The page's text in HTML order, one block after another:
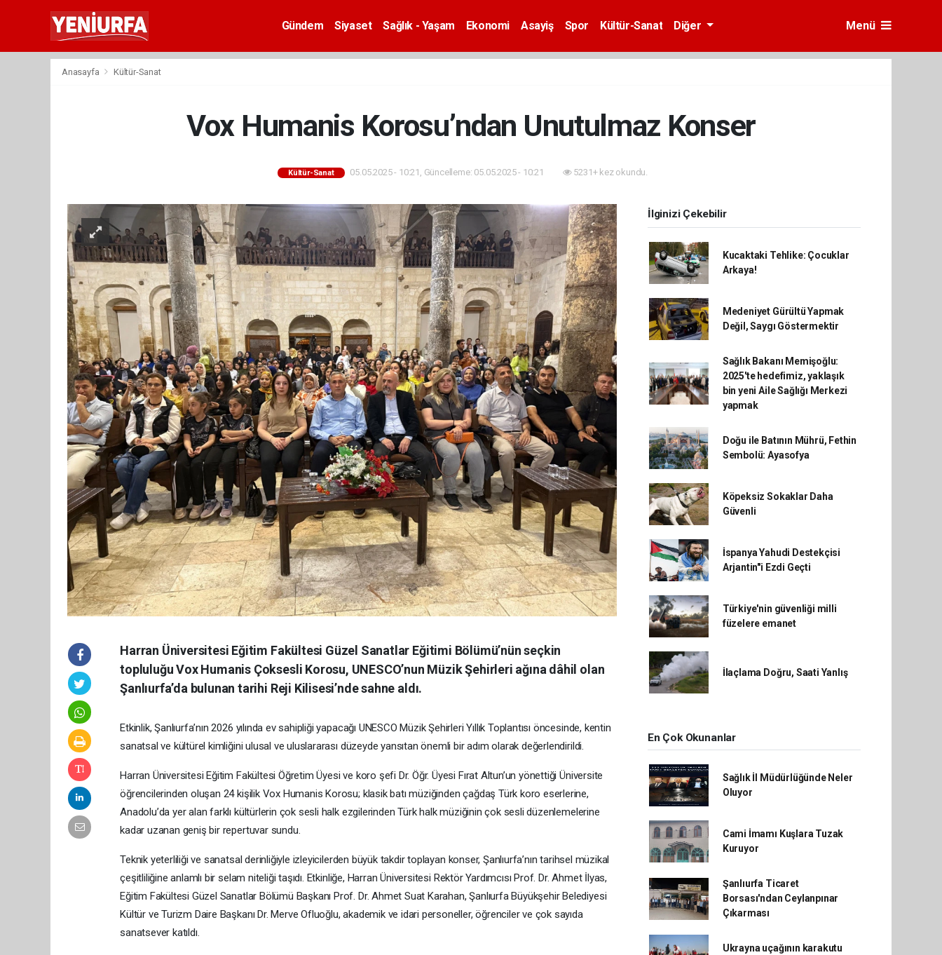
Gündem Siyaset Sağlık - Yaşam Ekonomi Asayiş Spor Kültür-Sanat Diğer Menü
Anasayfa Kültür-Sanat
Vox Humanis Korosu’ndan Unutulmaz Konser
Kültür-Sanat 05.05.2025 - 10:21, Güncelleme: 05.05.2025 - 10:21 5231+ kez okundu.
Harran Üniversitesi Eğitim Fakültesi Güzel Sanatlar Eğitimi Bölümü’nün seçkin
topluluğu Vox Humanis Çoksesli Korosu, UNESCO’nun Müzik Şehirleri ağına dâhil olan
Şanlıurfa’da bulunan tarihi Reji Kilisesi’nde sahne aldı.
Etkinlik, Şanlıurfa’nın 2026 yılında ev sahipliği yapacağı UNESCO Müzik Şehirleri Yıllık Toplantısı öncesinde, kentin
sanatsal ve kültürel kimliğini ulusal ve uluslararası düzeyde yansıtan önemli bir adım olarak değerlendirildi.
Harran Üniversitesi Eğitim Fakültesi Öğretim Üyesi ve koro şefi Dr. Öğr. Üyesi Fırat Altun’un yönettiği Üniversite
öğrencilerinden oluşan 24 kişilik Vox Humanis Korosu; klasik batı müziğinden çağdaş Türk koro eserlerine,
Anadolu’da yer alan farklı kültürlerin çok sesli halk ezgilerinden Türk halk müziğinin çok sesli düzenlemelerine
kadar uzanan geniş bir repertuvar sundu.
Teknik yeterliliği ve sanatsal derinliğiyle izleyicilerden büyük takdir toplayan konser, Şanlıurfa’nın tarihsel müzikal
çeşitliliğine anlamlı bir selam niteliği taşıdı. Etkinliğe, Harran Üniversitesi Rektör Yardımcısı Prof. Dr. Ahmet İlyas,
Eğitim Fakültesi Güzel Sanatlar Bölümü Başkanı Prof. Dr. Ahmet Suat Karahan, Şanlıurfa Büyükşehir Belediyesi
Kültür ve Turizm Daire Başkanı Dr. Merve Ofluoğlu, akademik ve idari personeller, öğrenciler ve çok sayıda
sanatsever katıldı.
İlginizi Çekebilir
Kucaktaki Tehlike: Çocuklar
Arkaya!
Medeniyet Gürültü Yapmak
Değil, Saygı Göstermektir
Sağlık Bakanı Memişoğlu:
2025'te hedefimiz, yaklaşık
bin yeni Aile Sağlığı Merkezi
yapmak
Doğu ile Batının Mührü, Fethin
Sembolü: Ayasofya
Köpeksiz Sokaklar Daha
Güvenli
İspanya Yahudi Destekçisi
Arjantin"i Ezdi Geçti
Türkiye'nin güvenliği milli
füzelere emanet
İlaçlama Doğru, Saati Yanlış
En Çok Okunanlar
Sağlık İl Müdürlüğünde Neler
Oluyor
Cami İmamı Kuşlara Tuzak
Kuruyor
Şanlıurfa Ticaret
Borsası'ndan Ceylanpınar
Çıkarması
Ukrayna uçağının karakutu